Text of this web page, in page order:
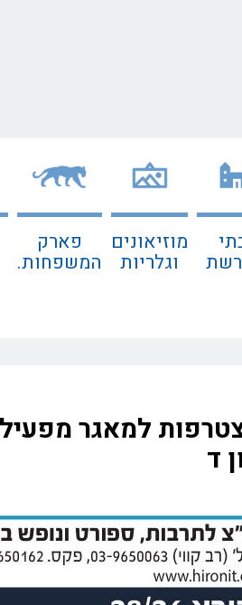
מוזיאונים
וגלריות
פארק
המשפחות.
להצטרפות למאגר
ד